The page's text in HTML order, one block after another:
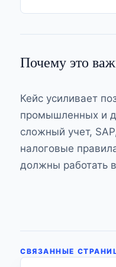
Почему это
Кейс усиливает
промышленных и
сложный учет,
налоговые
должны работать
СВЯЗАННЫЕ